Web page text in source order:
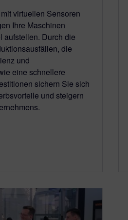
virtuellen Sensoren
Ihre Maschinen
aufstellen. Durch die
die
und
eine schnellere
sichern Sie sich
und steigern